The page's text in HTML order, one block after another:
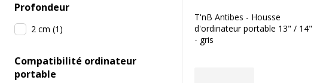
Profondeur
2 cm (1 )
Compatibilité ordinateur
portable
T'nB Antibes - Housse
d'ordinateur portable 13" / 14"
- gris